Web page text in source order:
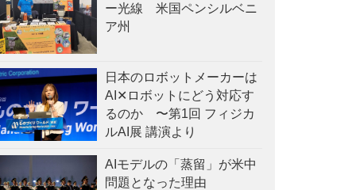
ー光線 米国ペンシルベニ
ア州
日本のロボットメーカーは
AI✕ロボットにどう対応す
るのか 〜第1回 フィジカ
ルAI展 講演より
AIモデルの「蒸留」が米中
問題となった理由